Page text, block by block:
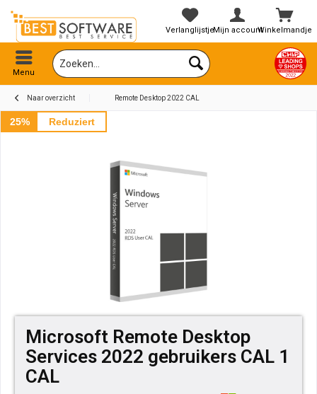
Winkelmandje
VerlanglijstjeMijn account
Menu
Naar overzicht Remote Desktop 2022 CAL
25% Reduziert
Microsoft Remote Desktop
Services 2022 gebruikers CAL 1
CAL